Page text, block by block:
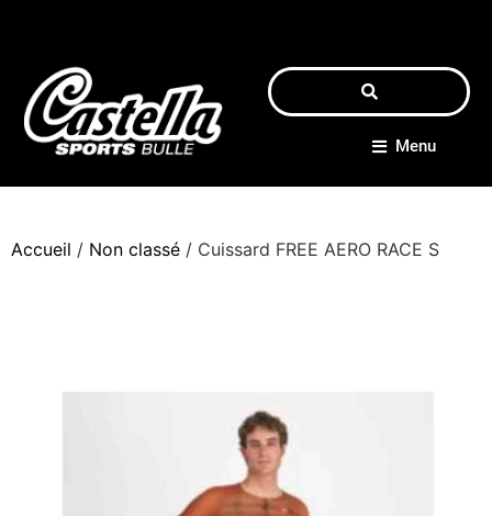
Menu
Accueil / Non classé / Cuissard FREE AERO RACE S